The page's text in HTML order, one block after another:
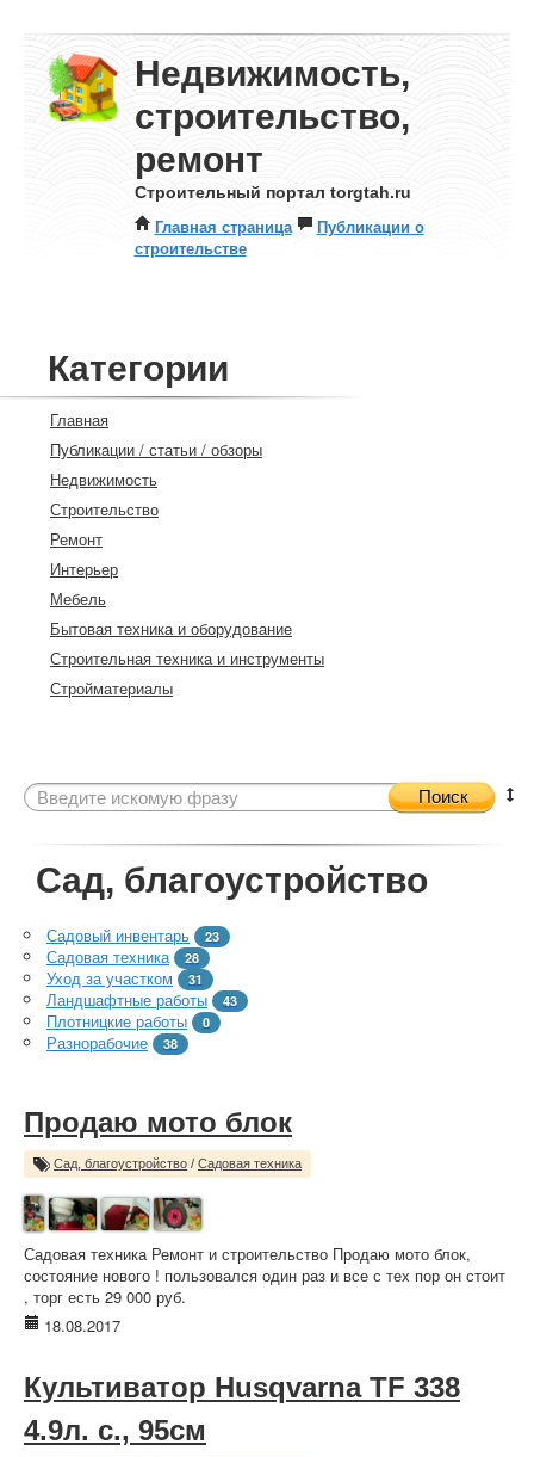
Недвижимость,
строительство,
ремонт
Строительный портал torgtah.ru
Главная страница
Публикации о
строительстве
Категории
Главная
Публикации / статьи / обзоры
Недвижимость
Строительство
Ремонт
Интерьер
Мебель
Бытовая техника и оборудование
Строительная техника и инструменты
Стройматериалы
Поиск
Сад, благоустройство
Садовый инвентарь 23
Садовая техника 28
Уход за участком 31
Ландшафтные работы 43
Плотницкие работы 0
Разнорабочие 38
Продаю мото блок
Сад, благоустройство / Садовая техника
Садовая техника Ремонт и строительство Продаю мото блок,
состояние нового ! пользовался один раз и все с тех пор он стоит
, торг есть 29 000 руб.
18.08.2017
Культиватор Husqvarna TF 338
4.9л. с., 95см